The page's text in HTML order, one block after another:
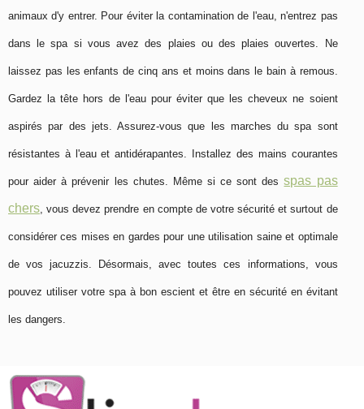
animaux d'y entrer. Pour éviter la contamination de l'eau, n'entrez pas
dans le spa si vous avez des plaies ou des plaies ouvertes. Ne
laissez pas les enfants de cinq ans et moins dans le bain à remous.
Gardez la tête hors de l'eau pour éviter que les cheveux ne soient
aspirés par des jets. Assurez-vous que les marches du spa sont
résistantes à l'eau et antidérapantes. Installez des mains courantes
pour aider à prévenir les chutes. Même si ce sont desspas pas
chers , vous devez prendre en compte de votre sécurité et surtout de
considérer ces mises en gardes pour une utilisation saine et optimale
de vos jacuzzis. Désormais, avec toutes ces informations, vous
pouvez utiliser votre spa à bon escient et être en sécurité en évitant
les dangers.